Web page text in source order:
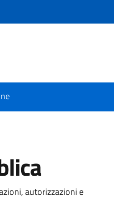
autorizzazioni e